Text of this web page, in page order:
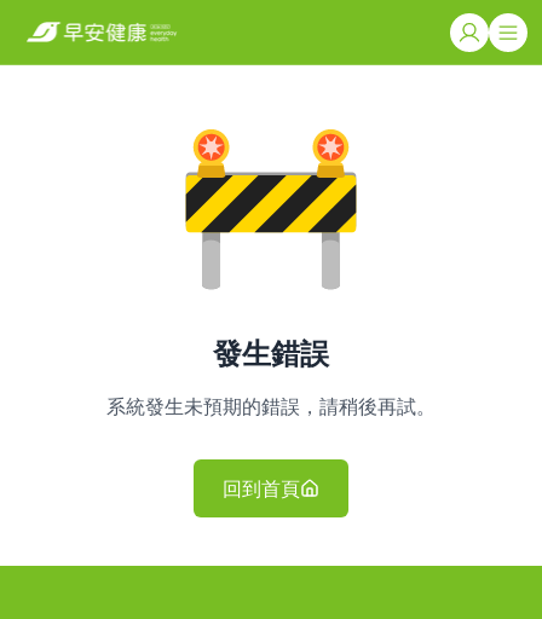
發生錯誤
系統發生未預期的錯誤，請稍後再試。
回到首頁